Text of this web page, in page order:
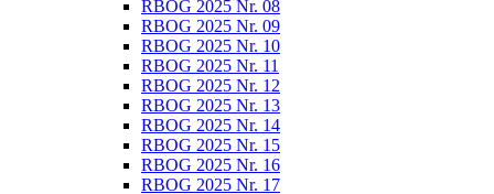
RBOG 2025 Nr. 08
RBOG 2025 Nr. 09
RBOG 2025 Nr. 10
RBOG 2025 Nr. 11
RBOG 2025 Nr. 12
RBOG 2025 Nr. 13
RBOG 2025 Nr. 14
RBOG 2025 Nr. 15
RBOG 2025 Nr. 16
RBOG 2025 Nr. 17